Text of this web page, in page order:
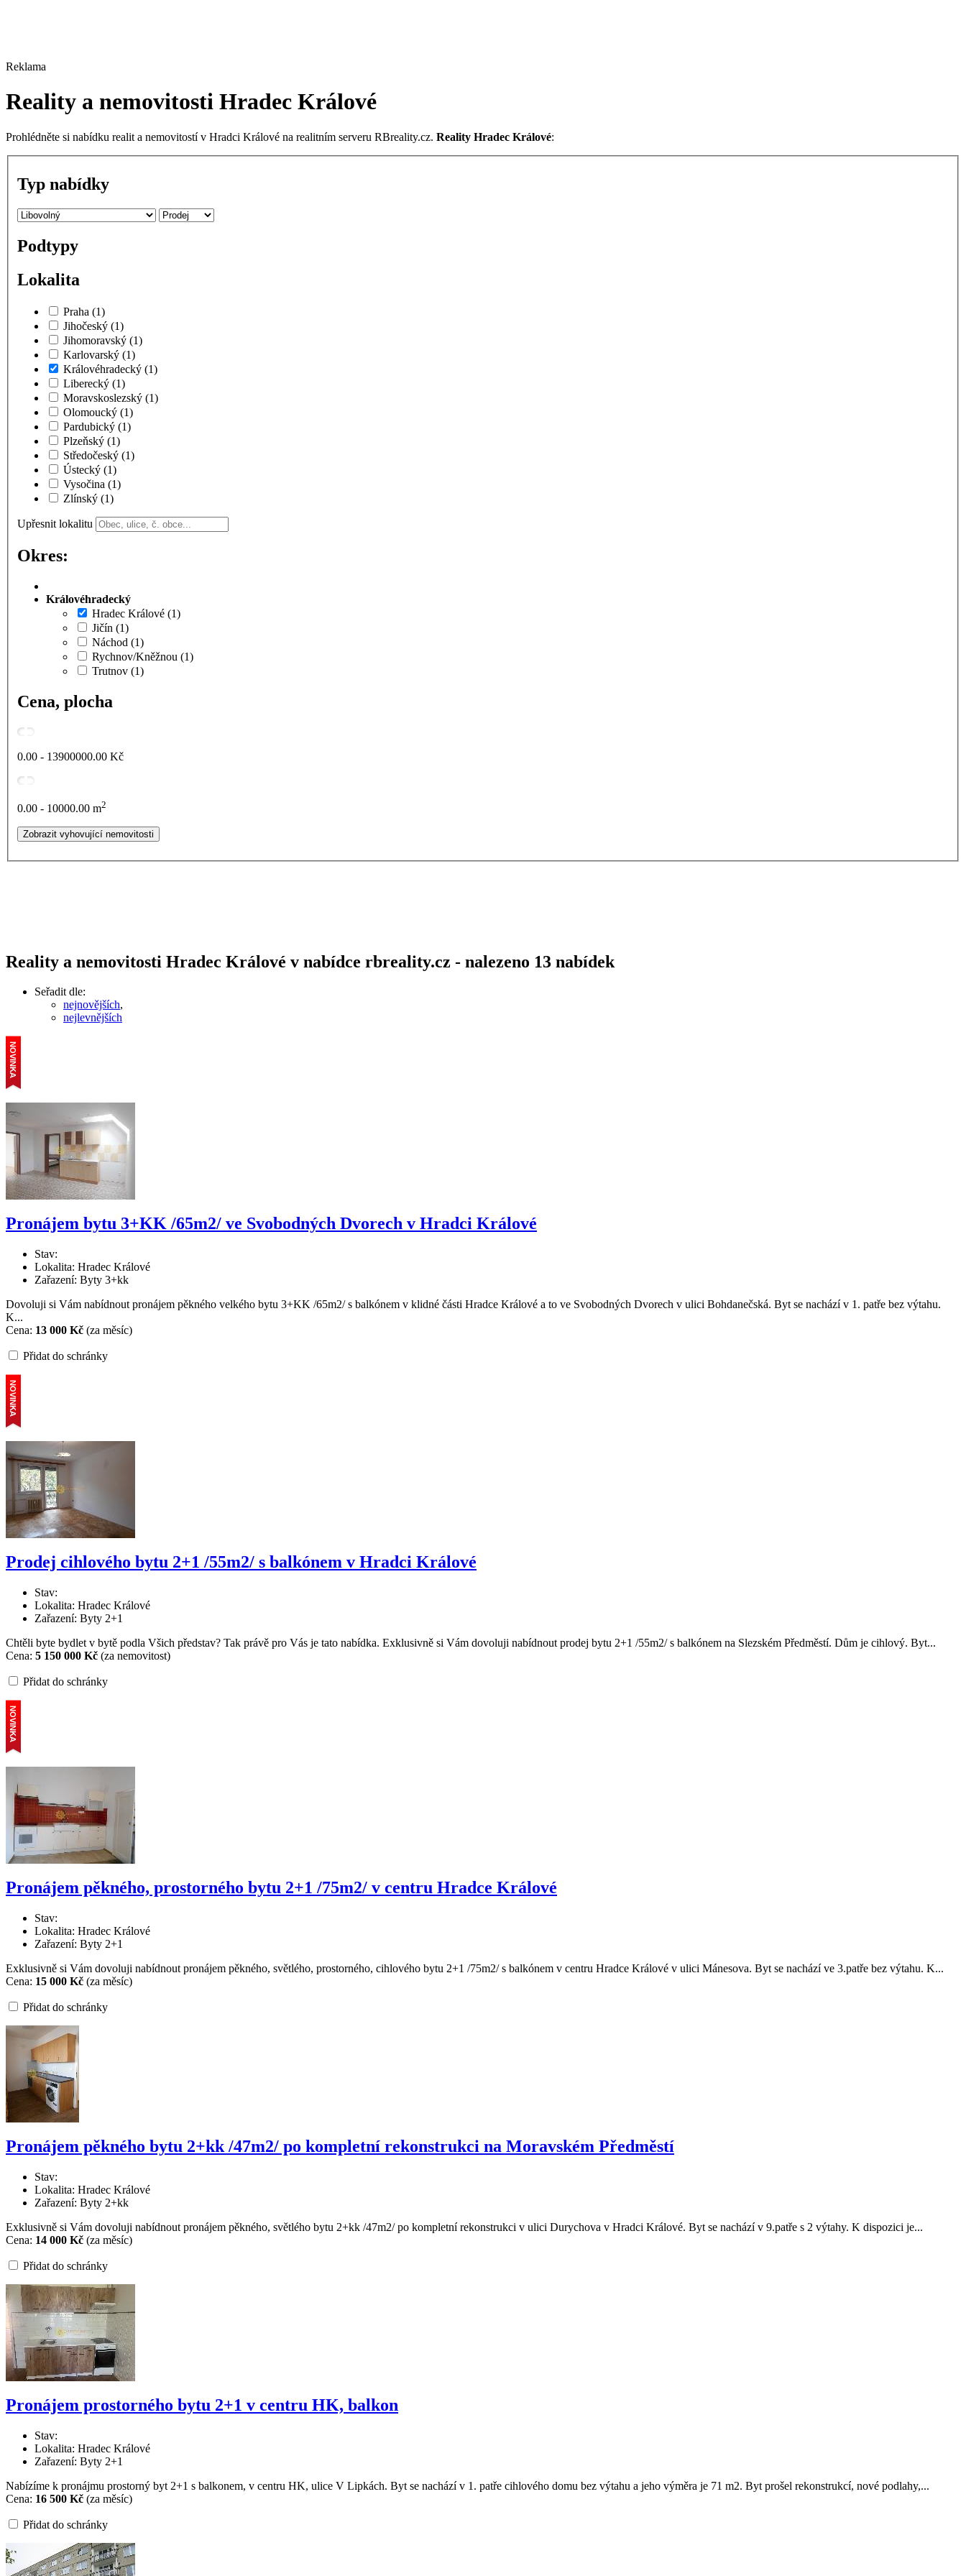
Reklama
Reality a nemovitosti Hradec Králové
Prohlédněte si nabídku realit a nemovitostí v Hradci Králové na realitním serveru RBreality.cz. Reality Hradec Králové:
Typ nabídky
Podtypy
Lokalita
Praha (1)
Jihočeský (1)
Jihomoravský (1)
Karlovarský (1)
Královéhradecký (1)
Liberecký (1)
Moravskoslezský (1)
Olomoucký (1)
Pardubický (1)
Plzeňský (1)
Středočeský (1)
Ústecký (1)
Vysočina (1)
Zlínský (1)
Upřesnit lokalitu
Okres:
Královéhradecký
Hradec Králové (1)
Jičín (1)
Náchod (1)
Rychnov/Kněžnou (1)
Trutnov (1)
Cena, plocha
0.00 - 13900000.00 Kč
0.00 - 10000.00 m2
Reality a nemovitosti Hradec Králové v nabídce rbreality.cz - nalezeno 13 nabídek
Seřadit dle:
nejnovějších,
nejlevnějších
Pronájem bytu 3+KK /65m2/ ve Svobodných Dvorech v Hradci Králové
Stav:
Lokalita: Hradec Králové
Zařazení: Byty 3+kk
Dovoluji si Vám nabídnout pronájem pěkného velkého bytu 3+KK /65m2/ s balkónem v klidné části Hradce Králové a to ve Svobodných Dvorech v ulici Bohdanečská. Byt se nachází v 1. patře bez výtahu.
K...
Cena: 13 000 Kč (za měsíc)
Přidat do schránky
Prodej cihlového bytu 2+1 /55m2/ s balkónem v Hradci Králové
Stav:
Lokalita: Hradec Králové
Zařazení: Byty 2+1
Chtěli byte bydlet v bytě podla Všich představ? Tak právě pro Vás je tato nabídka. Exklusivně si Vám dovoluji nabídnout prodej bytu 2+1 /55m2/ s balkónem na Slezském Předměstí. Dům je cihlový. Byt...
Cena: 5 150 000 Kč (za nemovitost)
Přidat do schránky
Pronájem pěkného, prostorného bytu 2+1 /75m2/ v centru Hradce Králové
Stav:
Lokalita: Hradec Králové
Zařazení: Byty 2+1
Exklusivně si Vám dovoluji nabídnout pronájem pěkného, světlého, prostorného, cihlového bytu 2+1 /75m2/ s balkónem v centru Hradce Králové v ulici Mánesova. Byt se nachází ve 3.patře bez výtahu. K...
Cena: 15 000 Kč (za měsíc)
Přidat do schránky
Pronájem pěkného bytu 2+kk /47m2/ po kompletní rekonstrukci na Moravském Předměstí
Stav:
Lokalita: Hradec Králové
Zařazení: Byty 2+kk
Exklusivně si Vám dovoluji nabídnout pronájem pěkného, světlého bytu 2+kk /47m2/ po kompletní rekonstrukci v ulici Durychova v Hradci Králové. Byt se nachází v 9.patře s 2 výtahy. K dispozici je...
Cena: 14 000 Kč (za měsíc)
Přidat do schránky
Pronájem prostorného bytu 2+1 v centru HK, balkon
Stav:
Lokalita: Hradec Králové
Zařazení: Byty 2+1
Nabízíme k pronájmu prostorný byt 2+1 s balkonem, v centru HK, ulice V Lipkách. Byt se nachází v 1. patře cihlového domu bez výtahu a jeho výměra je 71 m2. Byt prošel rekonstrukcí, nové podlahy,...
Cena: 16 500 Kč (za měsíc)
Přidat do schránky